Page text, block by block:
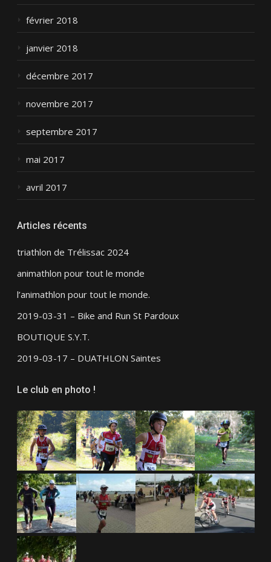
février 2018
janvier 2018
décembre 2017
novembre 2017
septembre 2017
mai 2017
avril 2017
Articles récents
triathlon de Trélissac 2024
animathlon pour tout le monde
l’animathlon pour tout le monde.
2019-03-31 – Bike and Run St Pardoux
BOUTIQUE S.Y.T.
2019-03-17 – DUATHLON Saintes
Le club en photo !